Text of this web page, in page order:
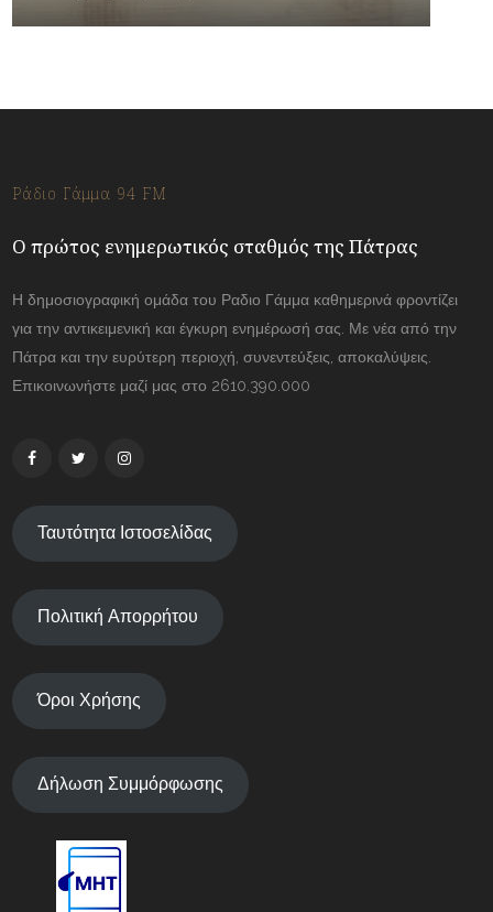
Ράδιο Γάμμα 94 FM
Ο πρώτος ενημερωτικός σταθμός της Πάτρας
Η δημοσιογραφική ομάδα του Ραδιο Γάμμα καθημερινά φροντίζει
για την αντικειμενική και έγκυρη ενημέρωσή σας. Με νέα από την
Πάτρα και την ευρύτερη περιοχή, συνεντεύξεις, αποκαλύψεις.
Επικοινωνήστε μαζί μας στο 2610.390.000
Ταυτότητα Ιστοσελίδας
Πολιτική Απορρήτου
Όροι Χρήσης
Δήλωση Συμμόρφωσης